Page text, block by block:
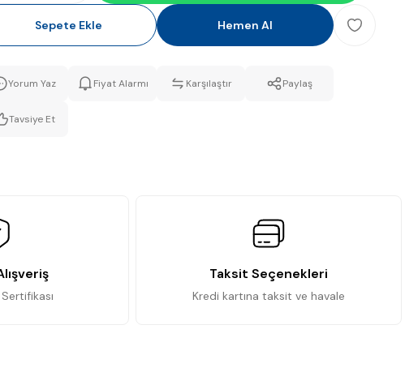
Sepete Ekle Hemen Al
Yorum Yaz Fiyat Alarmı Karşılaştır Paylaş
Tavsiye Et
Taksit Seçenekleri
Kredi kartına taksit ve havale